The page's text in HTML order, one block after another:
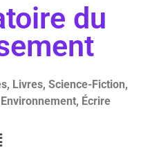
du
Livres, Science-Fiction,
Écrire